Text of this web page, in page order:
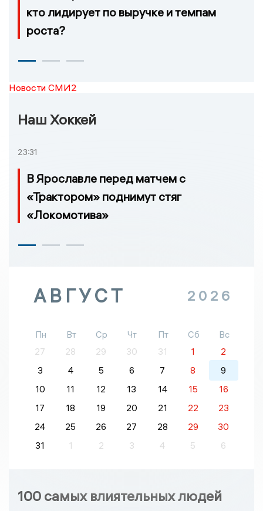
кто лидирует по выручке и темпам
роста?
Новости СМИ2
Наш Хоккей
23:31
В Ярославле перед матчем с
«Трактором» поднимут стяг
«Локомотива»
АВГУСТ 2026
Пн Вт Ср Чт Пт Сб
Вс
27
28 29 30 31 1
2
3
4 5 6 7 8
9
10
11 12 13 14 15
16
17
18 19 20 21 22
23
24
25 26 27 28 29
30
31
1 2 3 4 5 6
100 самых влиятельных людей